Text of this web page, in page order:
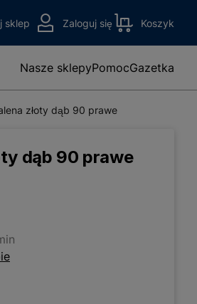
sklep Zaloguj się Koszyk
Nasze sklepyPomocGazetka
złoty dąb 90 prawe
dąb 90 prawe